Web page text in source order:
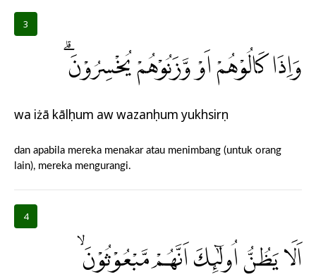
3
وَاِذَا كَالُوْهُمْ اَوْ وَّزَنُوْهُمْ يُخْسِرُوْنَۗ
wa iżā kālụhum aw wazanụhum yukhsirụn
dan apabila mereka menakar atau menimbang (untuk orang
lain), mereka mengurangi.
4
اَلَا يَظُنُّ اُولٰۤىِٕكَ اَنَّهُمْ مَّبْعُوْثُوْنَۙ